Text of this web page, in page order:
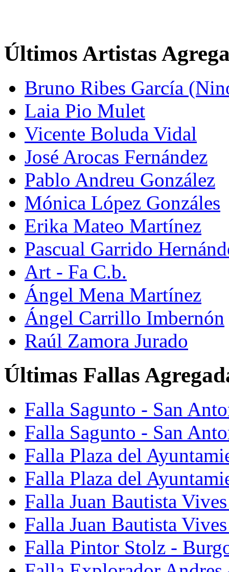
Últimos Artistas
Bruno Ribes García
Laia Pio Mulet
Vicente Boluda Vidal
José Arocas Fernández
Pablo Andreu González
Mónica López Gonzáles
Erika Mateo Martínez
Pascual Garrido
Art - Fa C.b.
Ángel Mena Martínez
Ángel Carrillo Imbernón
Raúl Zamora Jurado
Últimas Fallas
Falla Sagunto - San
Falla Sagunto - San
Falla Plaza del
Falla Plaza del
Falla Juan Bautista
Falla Juan Bautista
Falla Pintor Stolz -